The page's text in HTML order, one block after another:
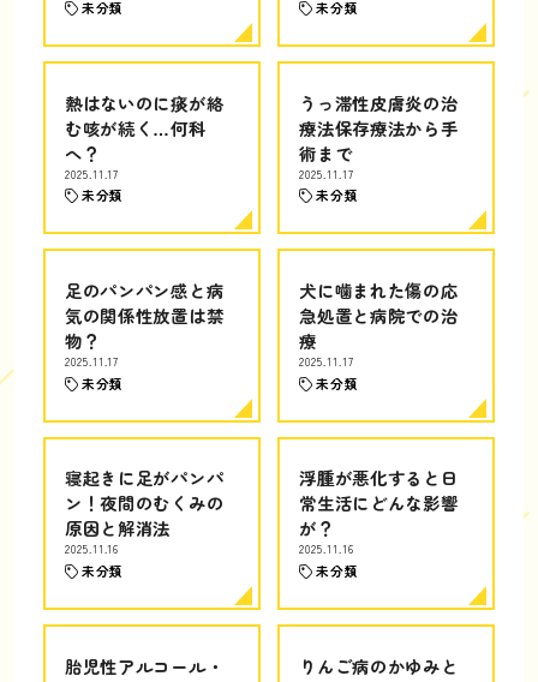
未分類 未分類
熱はないのに痰が絡
む咳が続く…何科
へ？
2025.11.17
未分類
うっ滞性皮膚炎の治
療法保存療法から手
術まで
2025.11.17
未分類
足のパンパン感と病
気の関係性放置は禁
物？
2025.11.17
未分類
犬に噛まれた傷の応
急処置と病院での治
療
2025.11.17
未分類
寝起きに足がパンパ
ン！夜間のむくみの
原因と解消法
2025.11.16
未分類
浮腫が悪化すると日
常生活にどんな影響
が？
2025.11.16
未分類
胎児性アルコール・
りんご病のかゆみと